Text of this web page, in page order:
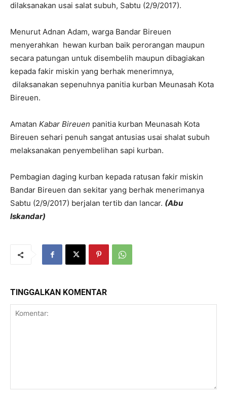
dilaksanakan usai salat subuh, Sabtu (2/9/2017).
Menurut Adnan Adam, warga Bandar Bireuen
menyerahkan hewan kurban baik perorangan maupun
secara patungan untuk disembelih maupun dibagiakan
kepada fakir miskin yang berhak menerimnya,
dilaksanakan sepenuhnya panitia kurban Meunasah Kota
Bireuen.
Amatan Kabar Bireuen panitia kurban Meunasah Kota
Bireuen sehari penuh sangat antusias usai shalat subuh
melaksanakan penyembelihan sapi kurban.
Pembagian daging kurban kepada ratusan fakir miskin
Bandar Bireuen dan sekitar yang berhak menerimanya
Sabtu (2/9/2017) berjalan tertib dan lancar. (Abu
Iskandar)
TINGGALKAN KOMENTAR